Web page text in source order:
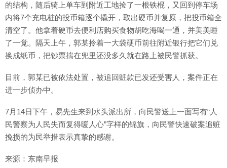
的结构，随后骑上单车到附近工地捡了一根铁棍，又回到停车场
内将7个充电桩的投币箱逐个撬开，取出硬币并复原，把投币箱全
清空了。他拿着硬币去便利店购买食物胡吃海喝一通，并美美睡
了一觉。隔天上午，郭某拎着一大袋硬币前往附近银行把它们兑
换成纸币，把钞票揣在兜里还没多久就在路上被民警抓获。
目前，郭某已被依法处置，被追回赃款已发还受害人，案件正在
进一步侦办中。
7月14日下午，易先生来到水头派出所，向民警送上一面写有“人
民警察为人民失而复得暖人心”字样的锦旗，向民警快速破案追赃
挽损的为民举措表示真挚的感谢。
来源：东南早报